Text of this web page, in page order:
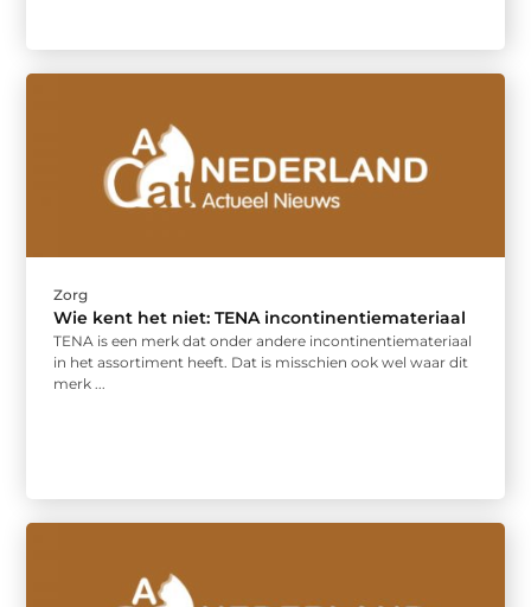
Zorg
Wie kent het niet: TENA incontinentiemateriaal
TENA is een merk dat onder andere incontinentiemateriaal
in het assortiment heeft. Dat is misschien ook wel waar dit
merk ...